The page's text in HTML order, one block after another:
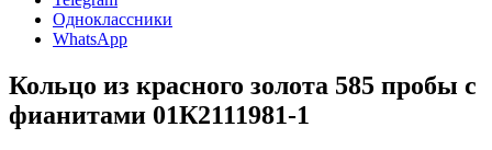
Одноклассники
WhatsApp
Кольцо из красного золота 585 пробы с
фианитами 01К2111981-1